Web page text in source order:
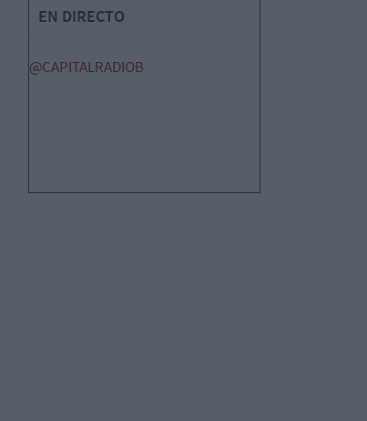
EN DIRECTO
@CAPITALRADIOB